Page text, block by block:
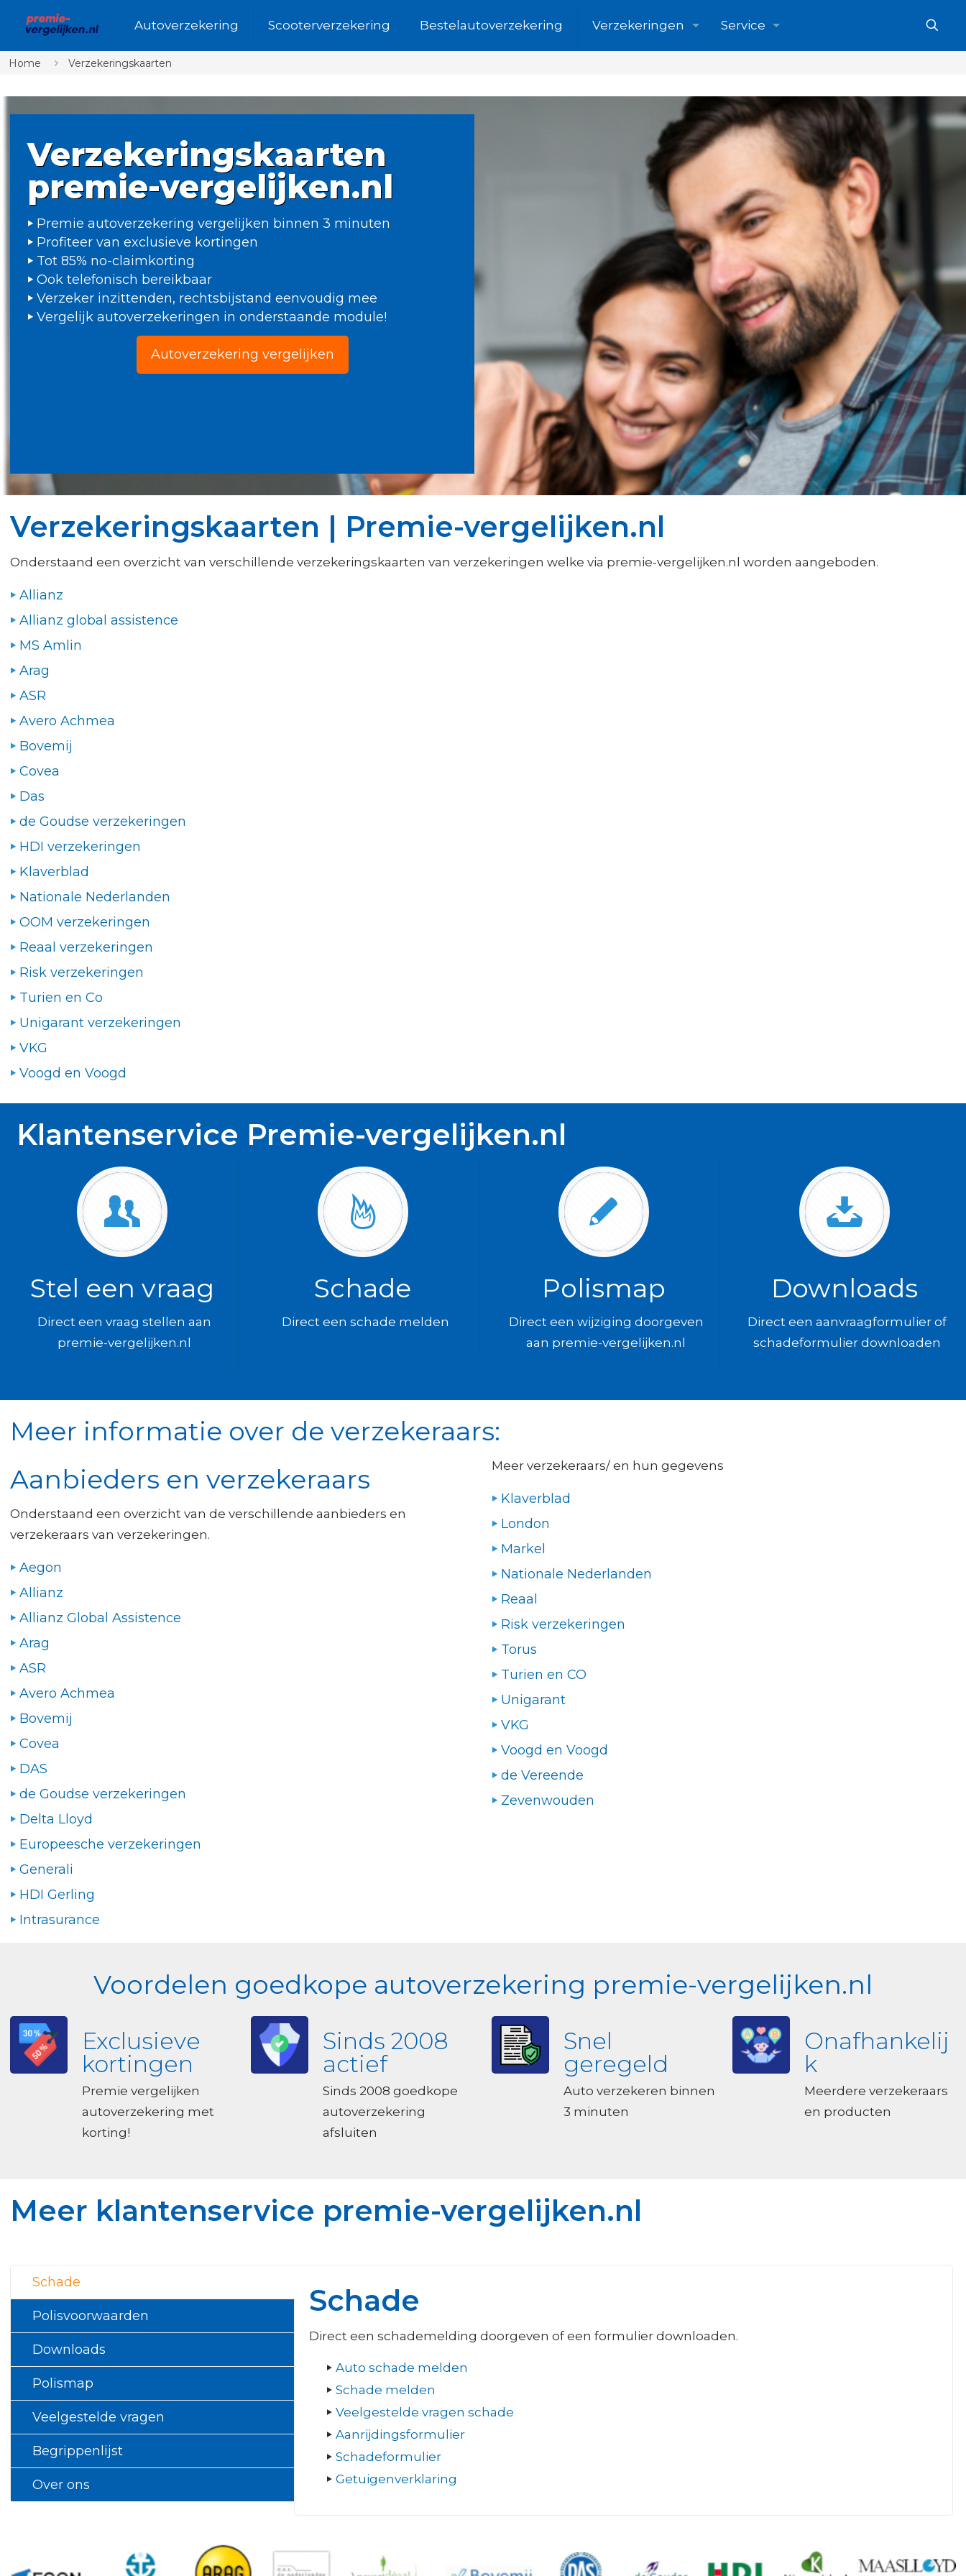
Autoverzekering Scooterverzekering Bestelautoverzekering Verzekeringen Service
Home Verzekeringskaarten
Verzekeringskaarten
premie-vergelijken.nl
Premie autoverzekering vergelijken binnen 3 minuten
Profiteer van exclusieve kortingen
Tot 85% no-claimkorting
Ook telefonisch bereikbaar
Verzeker inzittenden, rechtsbijstand eenvoudig mee
Vergelijk autoverzekeringen in onderstaande module!
Autoverzekering vergelijken
Verzekeringskaarten | Premie-vergelijken.nl
Onderstaand een overzicht van verschillende verzekeringskaarten van verzekeringen welke via premie-vergelijken.nl worden aangeboden.
Allianz
Allianz global assistence
MS Amlin
Arag
ASR
Avero Achmea
Bovemij
Covea
Das
de Goudse verzekeringen
HDI verzekeringen
Klaverblad
Nationale Nederlanden
OOM verzekeringen
Reaal verzekeringen
Risk verzekeringen
Turien en Co
Unigarant verzekeringen
VKG
Voogd en Voogd
Klantenservice Premie-vergelijken.nl
Stel een vraag
Direct een vraag stellen aan
premie-vergelijken.nl
Schade
Direct een schade melden
Polismap
Direct een wijziging doorgeven
aan premie-vergelijken.nl
Downloads
Direct een aanvraagformulier of
schadeformulier downloaden
Meer informatie over de verzekeraars:
Aanbieders en verzekeraars
Onderstaand een overzicht van de verschillende aanbieders en
verzekeraars van verzekeringen.
Aegon
Allianz
Allianz Global Assistence
Arag
ASR
Avero Achmea
Bovemij
Covea
DAS
de Goudse verzekeringen
Delta Lloyd
Europeesche verzekeringen
Generali
HDI Gerling
Intrasurance
Meer verzekeraars/ en hun gegevens
Klaverblad
London
Markel
Nationale Nederlanden
Reaal
Risk verzekeringen
Torus
Turien en CO
Unigarant
VKG
Voogd en Voogd
de Vereende
Zevenwouden
Voordelen goedkope autoverzekering premie-vergelijken.nl
Exclusieve
kortingen
Premie vergelijken
autoverzekering met
korting!
Sinds 2008
actief
Sinds 2008 goedkope
autoverzekering
afsluiten
Snel
geregeld
Auto verzekeren binnen
3 minuten
Onafhankelij
k
Meerdere verzekeraars
en producten
Meer klantenservice premie-vergelijken.nl
Schade
Polisvoorwaarden
Downloads
Polismap
Veelgestelde vragen
Begrippenlijst
Over ons
Schade
Direct een schademelding doorgeven of een formulier downloaden.
Auto schade melden
Schade melden
Veelgestelde vragen schade
Aanrijdingsformulier
Schadeformulier
Getuigenverklaring